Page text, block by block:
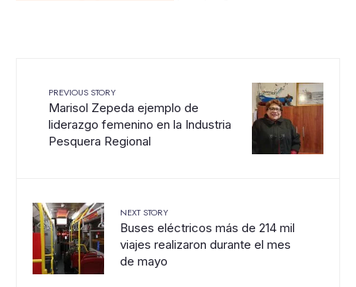
PREVIOUS STORY
Marisol Zepeda ejemplo de
liderazgo femenino en la Industria
Pesquera Regional
NEXT STORY
Buses eléctricos más de 214 mil
viajes realizaron durante el mes
de mayo